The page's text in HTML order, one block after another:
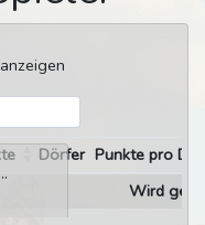
Dörfer Punkte pro
Wird